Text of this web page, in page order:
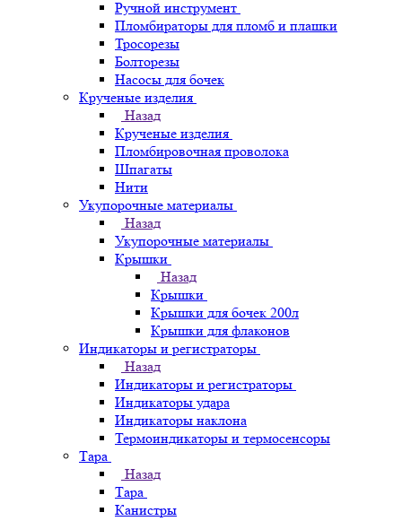
Ручной инструмент
Пломбираторы для пломб и плашки
Тросорезы
Болторезы
Насосы для бочек
Крученые изделия
Назад
Крученые изделия
Пломбировочная проволока
Шпагаты
Нити
Укупорочные материалы
Назад
Укупорочные материалы
Крышки
Назад
Крышки
Крышки для бочек 200л
Крышки для флаконов
Индикаторы и регистраторы
Назад
Индикаторы и регистраторы
Индикаторы удара
Индикаторы наклона
Термоиндикаторы и термосенсоры
Тара
Назад
Тара
Канистры